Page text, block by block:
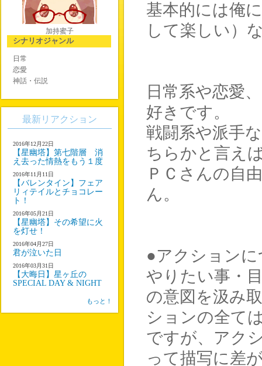
基本的には俺
して楽しい）
日常系や恋愛
好きです。
戦闘系や派手
ちらかと言え
ＰＣさんの自
ん。
●アクション
やりたい事・
の意図を汲み
ションの全て
ですが、アク
って描写に差
加持蜜子
シナリオジャンル
日常
恋愛
神話・伝説
最新リアクション
2016年12月22日
【星幽塔】第七階層 消
え去った情熱をもう１度
2016年11月11日
【バレンタイン】フェア
リィテイルとチョコレー
ト！
2016年05月21日
【星幽塔】その希望に火
を灯せ！
2016年04月27日
君が泣いた日
2016年03月31日
【大晦日】星ヶ丘の
SPECIAL DAY & NIGHT
もっと！